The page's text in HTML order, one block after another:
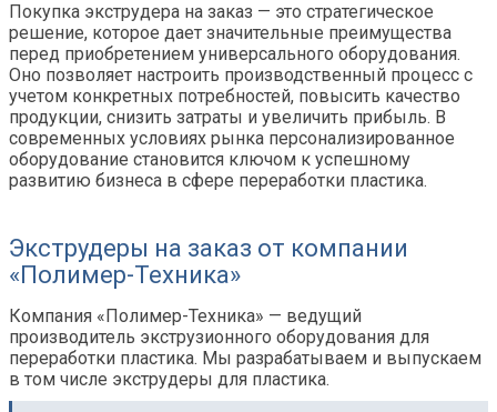
Покупка экструдера на заказ — это стратегическое
решение, которое дает значительные преимущества
перед приобретением универсального оборудования.
Оно позволяет настроить производственный процесс с
учетом конкретных потребностей, повысить качество
продукции, снизить затраты и увеличить прибыль. В
современных условиях рынка персонализированное
оборудование становится ключом к успешному
развитию бизнеса в сфере переработки пластика.
Экструдеры на заказ от компании
«Полимер-Техника»
Компания «Полимер-Техника» — ведущий
производитель экструзионного оборудования для
переработки пластика. Мы разрабатываем и выпускаем
в том числе экструдеры для пластика.